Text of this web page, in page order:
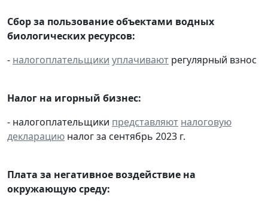
Сбор за пользование объектами водных
биологических ресурсов:
- налогоплательщики уплачивают регулярный взнос
Налог на игорный бизнес:
- налогоплательщики представляют налоговую
декларацию налог за сентябрь 2023 г.
Плата за негативное воздействие на
окружающую среду: